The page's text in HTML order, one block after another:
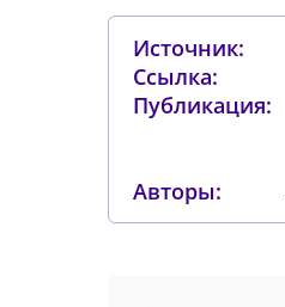
Источник:
Ссылка:
Публикация:
Авторы: